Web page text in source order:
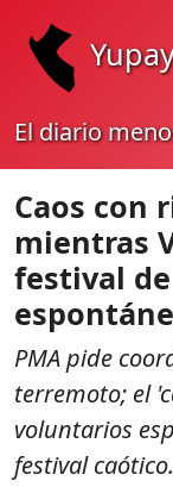
El diario
Caos con
mientras
festival
PMA pide
terremoto; el
voluntarios
festival caótico.